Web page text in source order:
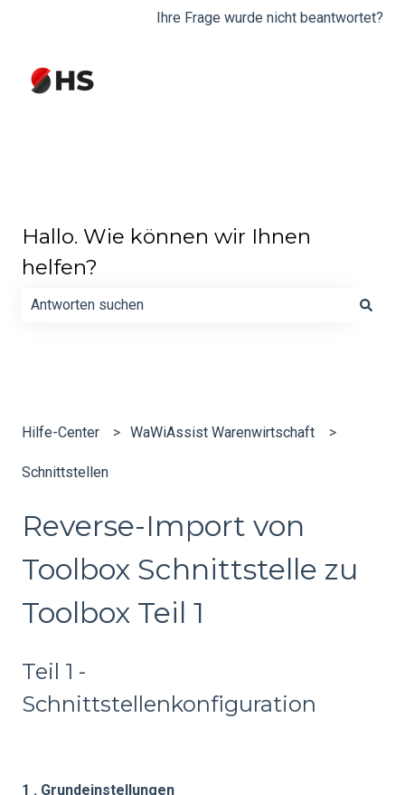
Ihre Frage wurde nicht beantwortet?
Hallo. Wie können wir Ihnen
helfen?
Hilfe-Center WaWiAssist Warenwirtschaft
Schnittstellen
Reverse-Import von
Toolbox Schnittstelle zu
Toolbox Teil 1
Teil 1 -
Schnittstellenkonfiguration
1 . Grundeinstellungen